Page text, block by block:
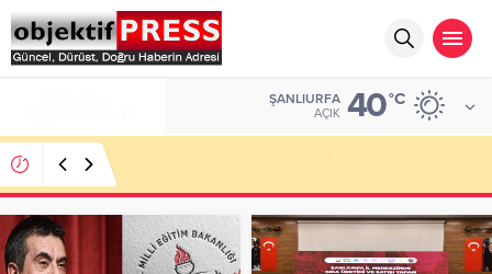
ŞANLIURFA
AÇIK 40°C